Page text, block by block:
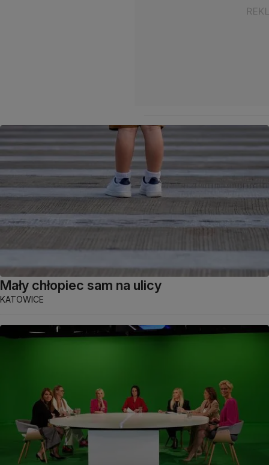
Mały chłopiec sam na ulicy
KATOWICE